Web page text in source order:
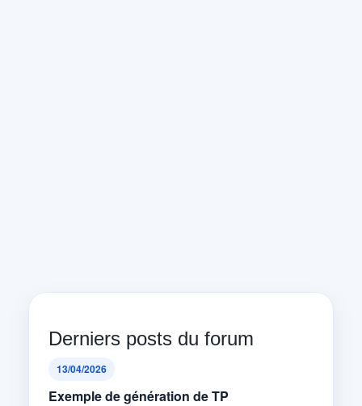
Derniers posts du forum
13/04/2026
Exemple de génération de TP